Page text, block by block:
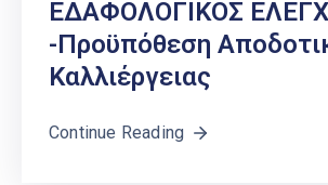
ΕΔΑΦΟΛΟΓΙΚΟΣ
-Προϋπόθεση
Καλλιέργειας
Continue Reading